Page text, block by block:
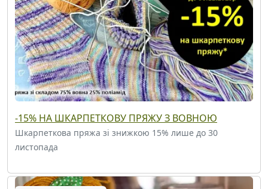
-15% НА ШКАРПЕТКОВУ ПРЯЖУ З ВОВНОЮ
Шкарпеткова пряжа зі знижкою 15% лише до 30
листопада